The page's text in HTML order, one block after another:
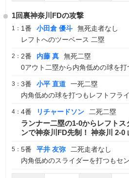
1回裏神奈川FDの攻撃
1： 1番 小田倉 優斗
無死走者なし
レフトへのツーベース 二塁
2： 2番 内藤 真
無死二塁
0アウト二塁から内角低めの球を
3： 3番 小平 直道
一死二塁
内角低めの球を打つもレフトフラ
4： 4番 リチャードソン 二死二塁
ランナー二塁の1-0からレフト
ンで神奈川FD先制！ 神奈川 2-0
5： 5番 平井 友弥
二死走者なし
内角低めのスライダーを打つもセ